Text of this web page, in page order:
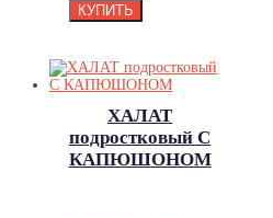
ХАЛАТ
подростковый С
КАПЮШОНОМ